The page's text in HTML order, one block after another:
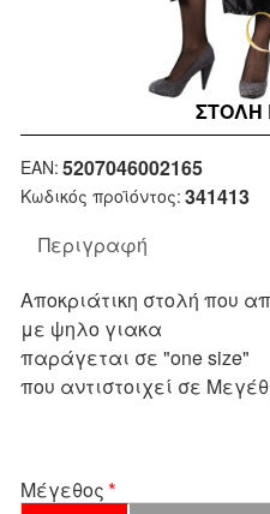
ΣΤΟΛΉ
Περιγραφή
Αποκριάτικη στολή που
με ψηλο γιακα
παράγεται σε "one size"
που αντιστοιχεί σε
Κωδικός προϊόντος: 341413
EAN: 5207046002165
Μέγεθος